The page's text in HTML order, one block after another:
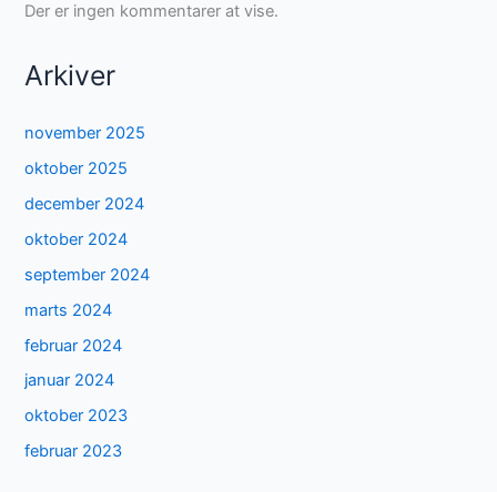
Der er ingen kommentarer at vise.
Arkiver
november 2025
oktober 2025
december 2024
oktober 2024
september 2024
marts 2024
februar 2024
januar 2024
oktober 2023
februar 2023